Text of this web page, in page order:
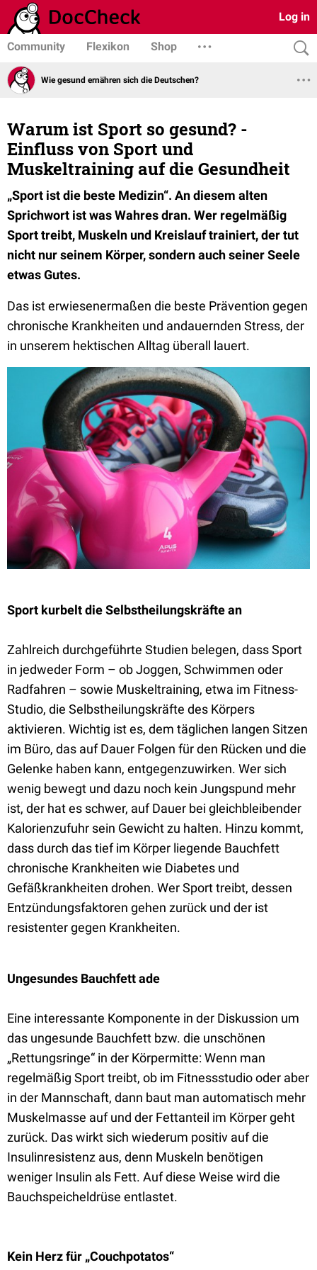
Log in
Community Flexikon Shop
Wie gesund ernähren sich die Deutschen?
Warum ist Sport so gesund? -
Einfluss von Sport und
Muskeltraining auf die Gesundheit
„Sport ist die beste Medizin“. An diesem alten
Sprichwort ist was Wahres dran. Wer regelmäßig
Sport treibt, Muskeln und Kreislauf trainiert, der tut
nicht nur seinem Körper, sondern auch seiner Seele
etwas Gutes.
Das ist erwiesenermaßen die beste Prävention gegen
chronische Krankheiten und andauernden Stress, der
in unserem hektischen Alltag überall lauert.
Sport kurbelt die Selbstheilungskräfte an
Zahlreich durchgeführte Studien belegen, dass Sport
in jedweder Form – ob Joggen, Schwimmen oder
Radfahren – sowie Muskeltraining, etwa im Fitness-
Studio, die Selbstheilungskräfte des Körpers
aktivieren. Wichtig ist es, dem täglichen langen Sitzen
im Büro, das auf Dauer Folgen für den Rücken und die
Gelenke haben kann, entgegenzuwirken. Wer sich
wenig bewegt und dazu noch kein Jungspund mehr
ist, der hat es schwer, auf Dauer bei gleichbleibender
Kalorienzufuhr sein Gewicht zu halten. Hinzu kommt,
dass durch das tief im Körper liegende Bauchfett
chronische Krankheiten wie Diabetes und
Gefäßkrankheiten drohen. Wer Sport treibt, dessen
Entzündungsfaktoren gehen zurück und der ist
resistenter gegen Krankheiten.
Ungesundes Bauchfett ade
Eine interessante Komponente in der Diskussion um
das ungesunde Bauchfett bzw. die unschönen
„Rettungsringe“ in der Körpermitte: Wenn man
regelmäßig Sport treibt, ob im Fitnessstudio oder aber
in der Mannschaft, dann baut man automatisch mehr
Muskelmasse auf und der Fettanteil im Körper geht
zurück. Das wirkt sich wiederum positiv auf die
Insulinresistenz aus, denn Muskeln benötigen
weniger Insulin als Fett. Auf diese Weise wird die
Bauchspeicheldrüse entlastet.
Kein Herz für „Couchpotatos“